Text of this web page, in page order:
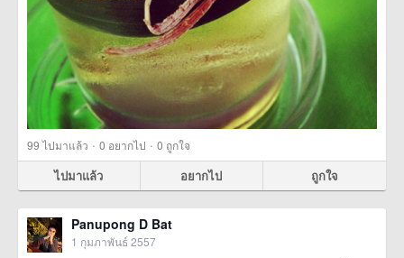
99ไปมาแล้ว · 0 อยากไป · 0 ถูกใจ
ไปมาแล้ว อยากไป ถูกใจ
Panupong D Bat
1 กุมภาพันธ์ 2557